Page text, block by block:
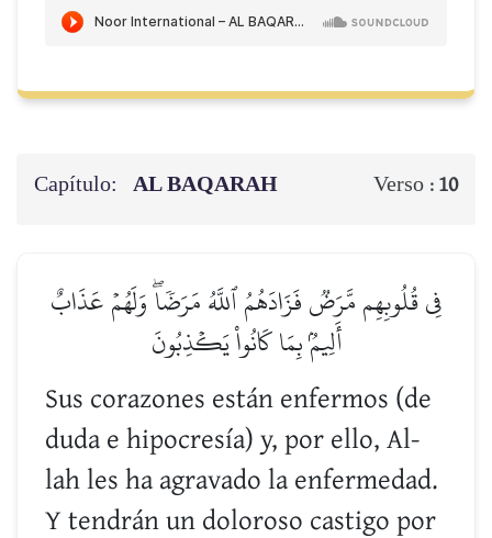
Capítulo: AL BAQARAH Verso : 10
فِي قُلُوبِهِم مَّرَضٞ فَزَادَهُمُ ٱللَّهُ مَرَضٗاۖ وَلَهُمۡ عَذَابٌ
أَلِيمُۢ بِمَا كَانُواْ يَكۡذِبُونَ
Sus corazones están enfermos (de
duda e hipocresía) y, por ello, Al-
lah les ha agravado la enfermedad.
Y tendrán un doloroso castigo por